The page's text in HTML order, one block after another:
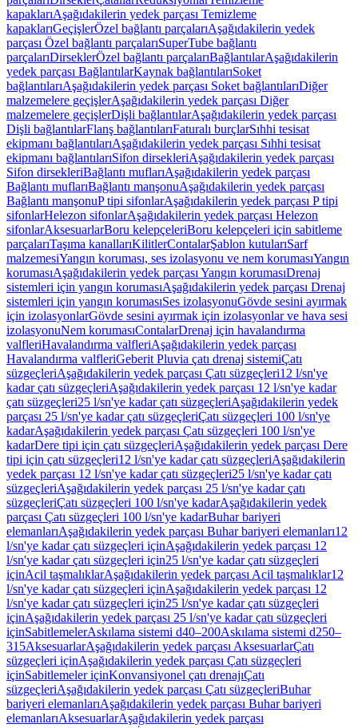
kapaklarıAşağıdakilerin yedek parçası Temizleme
kapaklarıGeçişlerÖzel bağlantı parçalarıAşağıdakilerin yedek
parçası Özel bağlantı parçalarıSuperTube bağlantı
parçalarıDirseklerÖzel bağlantı parçalarıBağlantılarAşağıdakilerin
yedek parçası BağlantılarKaynak bağlantılarıSoket
bağlantılarıAşağıdakilerin yedek parçası Soket bağlantılarıDiğer
malzemelere geçişlerAşağıdakilerin yedek parçası Diğer
malzemelere geçişlerDişli bağlantılarAşağıdakilerin yedek parçası
Dişli bağlantılarFlanş bağlantılarıFaturalı burçlarSıhhi tesisat
ekipmanı bağlantılarıAşağıdakilerin yedek parçası Sıhhi tesisat
ekipmanı bağlantılarıSifon dirsekleriAşağıdakilerin yedek parçası
Sifon dirsekleriBağlantı muflarıAşağıdakilerin yedek parçası
Bağlantı muflarıBağlantı manşonuAşağıdakilerin yedek parçası
Bağlantı manşonuP tipi sifonlarAşağıdakilerin yedek parçası P tipi
sifonlarHelezon sifonlarAşağıdakilerin yedek parçası Helezon
sifonlarAksesuarlarBoru kelepçeleriBoru kelepçeleri için sabitleme
parçalarıTaşıma kanallarıKilitlerContalarŞablon kutularıSarf
malzemesiYangın koruması, ses izolasyonu ve nem korumasıYangın
korumasıAşağıdakilerin yedek parçası Yangın korumasıDrenaj
sistemleri için yangın korumasıAşağıdakilerin yedek parçası Drenaj
sistemleri için yangın korumasıSes izolasyonuGövde sesini ayırmak
için izolasyonlarGövde sesini ayırmak için izolasyonlar ve hava sesi
izolasyonuNem korumasıContalarDrenaj için havalandırma
valfleriHavalandırma valfleriAşağıdakilerin yedek parçası
Havalandırma valfleriGeberit Pluvia çatı drenaj sistemiÇatı
süzgeçleriAşağıdakilerin yedek parçası Çatı süzgeçleri12 l/sn'ye
kadar çatı süzgeçleriAşağıdakilerin yedek parçası 12 l/sn'ye kadar
çatı süzgeçleri25 l/sn'ye kadar çatı süzgeçleriAşağıdakilerin yedek
parçası 25 l/sn'ye kadar çatı süzgeçleriÇatı süzgeçleri 100 l/sn'ye
kadarAşağıdakilerin yedek parçası Çatı süzgeçleri 100 l/sn'ye
kadarDere tipi için çatı süzgeçleriAşağıdakilerin yedek parçası Dere
tipi için çatı süzgeçleri12 l/sn'ye kadar çatı süzgeçleriAşağıdakilerin
yedek parçası 12 l/sn'ye kadar çatı süzgeçleri25 l/sn'ye kadar çatı
süzgeçleriAşağıdakilerin yedek parçası 25 l/sn'ye kadar çatı
süzgeçleriÇatı süzgeçleri 100 l/sn'ye kadarAşağıdakilerin yedek
parçası Çatı süzgeçleri 100 l/sn'ye kadarBuhar bariyeri
elemanlarıAşağıdakilerin yedek parçası Buhar bariyeri elemanları12
l/sn'ye kadar çatı süzgeçleri içinAşağıdakilerin yedek parçası 12
l/sn'ye kadar çatı süzgeçleri için25 l/sn'ye kadar çatı süzgeçleri
içinAcil taşmalıklarAşağıdakilerin yedek parçası Acil taşmalıklar12
l/sn'ye kadar çatı süzgeçleri içinAşağıdakilerin yedek parçası 12
l/sn'ye kadar çatı süzgeçleri için25 l/sn'ye kadar çatı süzgeçleri
içinAşağıdakilerin yedek parçası 25 l/sn'ye kadar çatı süzgeçleri
içinSabitlemelerAskılama sistemi d40–200Askılama sistemi d250–
315AksesuarlarAşağıdakilerin yedek parçası AksesuarlarÇatı
süzgeçleri içinAşağıdakilerin yedek parçası Çatı süzgeçleri
içinSabitlemeler içinKonvansiyonel çatı drenajıÇatı
süzgeçleriAşağıdakilerin yedek parçası Çatı süzgeçleriBuhar
bariyeri elemanlarıAşağıdakilerin yedek parçası Buhar bariyeri
elemanlarıAksesuarlarAşağıdakilerin yedek parçası